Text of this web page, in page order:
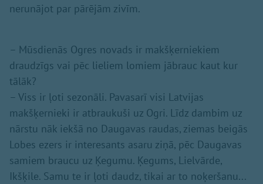
nerunājot par pārējām zivīm.
– Mūsdienās Ogres novads ir makšķerniekiem
draudzīgs vai pēc lieliem lomiem jābrauc kaut kur
tālāk?
– Viss ir ļoti sezonāli. Pavasarī visi Latvijas
makšķernieki ir atbraukuši uz Ogri. Līdz dambim uz
nārstu nāk iekšā no Daugavas raudas, ziemas beigās
Lobes ezers ir interesants asaru ziņā, pēc Daugavas
samiem braucu uz Ķegumu. Ķegums, Lielvārde,
Ikšķile. Samu te ir ļoti daudz, tikai ar to noķeršanu...